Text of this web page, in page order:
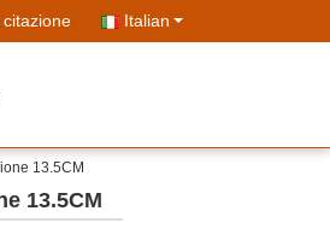
Italian
13.5CM
13.5CM